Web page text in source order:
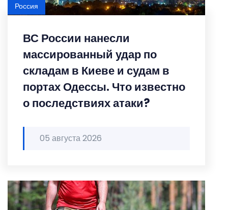
ВС России нанесли
массированный удар по
складам в Киеве и судам в
портах Одессы. Что известно
о последствиях атаки?
05 августа 2026
Россия